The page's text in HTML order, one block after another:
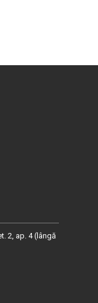
2, ap. 4 (lângă